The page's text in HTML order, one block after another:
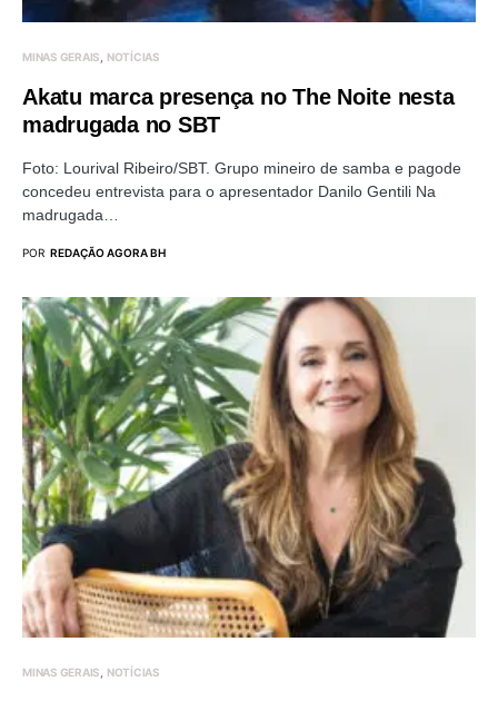
MINAS GERAIS NOTÍCIAS
Akatu marca presença no The Noite nesta
madrugada no SBT
Foto: Lourival Ribeiro/SBT. Grupo mineiro de samba e pagode
concedeu entrevista para o apresentador Danilo Gentili Na
madrugada…
POR REDAÇÃO AGORA BH
MINAS GERAIS NOTÍCIAS